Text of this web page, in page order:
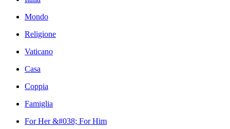
Mondo
Religione
Vaticano
Casa
Coppia
Famiglia
For Her &#038; For Him